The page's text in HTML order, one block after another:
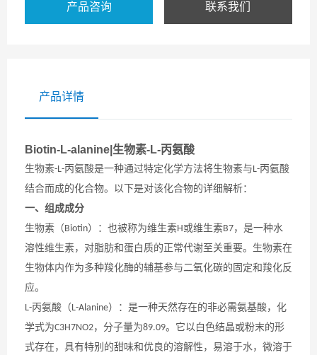
产品咨询 联系我们
产品详情
Biotin-L-alanine|生物素-L-丙氨酸
生物素-L-丙氨酸是一种通过特定化学方法将生物素与L-丙氨酸
结合而成的化合物。以下是对该化合物的详细解析：
一、组成成分
生物素（Biotin）：也被称为维生素H或维生素B7，是一种水
溶性维生素，对脂肪和蛋白质的正常代谢至关重要。生物素在
生物体内作为多种羧化酶的辅基参与二氧化碳的固定和羧化反
应。
L-丙氨酸（L-Alanine）：是一种天然存在的非必需氨基酸，化
学式为C3H7NO2，分子量为89.09。它以白色结晶或粉末的形
式存在，具有特别 的甜味和优良的溶解性，易溶于水，微溶于